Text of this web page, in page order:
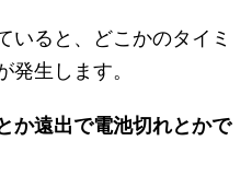
いると、どこかのタイミ
発生します。
か遠出で電池切れとかで